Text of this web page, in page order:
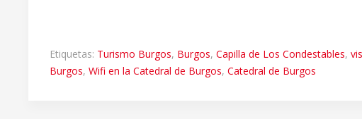
Etiquetas: Turismo Burgos, Burgos, Capilla de Los Condestables,
Burgos, Wifi en la Catedral de Burgos, Catedral de Burgos